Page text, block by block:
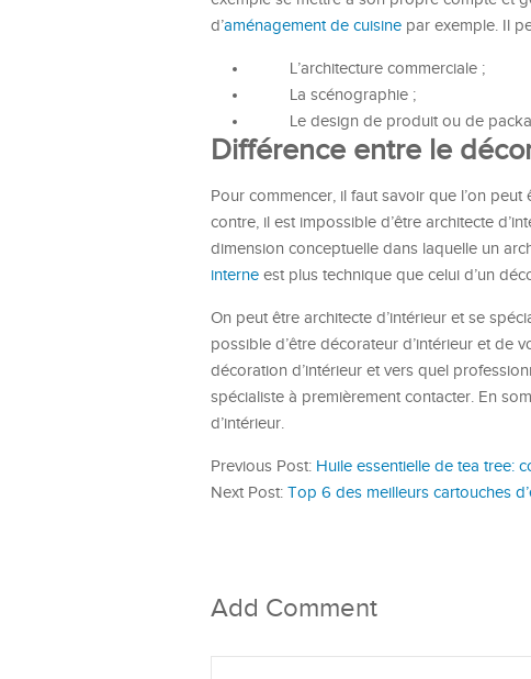
d’aménagement de cuisine par exemple. Il
L’architecture commerciale ;
La scénographie ;
Le design de produit ou de
Différence entre le
Pour commencer, il faut savoir que l’on
contre, il est impossible d’être architecte
dimension conceptuelle dans laquelle un
interne est plus technique que celui d’un
On peut être architecte d’intérieur et se
possible d’être décorateur d’intérieur et de
décoration d’intérieur et vers quel
spécialiste à premièrement contacter. En
d’intérieur.
Previous Post: Huile essentielle de tea tree:
Next Post: Top 6 des meilleurs cartouches
Add Comment